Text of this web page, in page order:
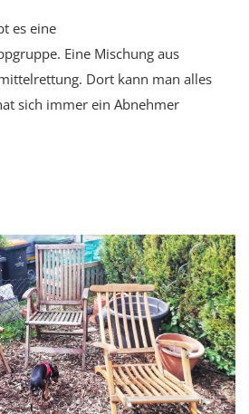
es eine
Eine Mischung aus
Dort kann man alles
sich immer ein Abnehmer